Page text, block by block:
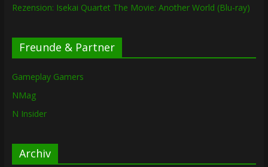
Rezension: Isekai Quartet The Movie: Another World (Blu-ray)
Freunde & Partner
Gameplay Gamers
NMag
N Insider
Archiv